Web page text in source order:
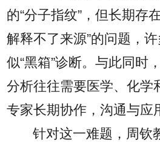
的“分子指纹”，但长期存
解释不了来源”的问题，
似“黑箱”诊断。与此同时
分析往往需要医学、化学
专家长期协作，沟通与应
针对这一难题，周钦